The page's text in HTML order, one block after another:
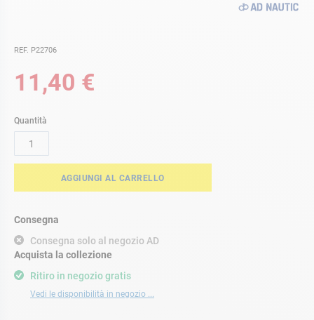
REF. P22706
11,40 €
Quantità
AGGIUNGI AL CARRELLO
Consegna
Consegna solo al negozio AD
Ritiro in negozio gratis
Vedi le disponibilità in negozio ...
Acquista la collezione